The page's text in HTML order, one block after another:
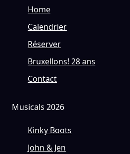
Home
Calendrier
Réserver
Bruxellons! 28 ans
Contact
Musicals 2026
Kinky Boots
John & Jen